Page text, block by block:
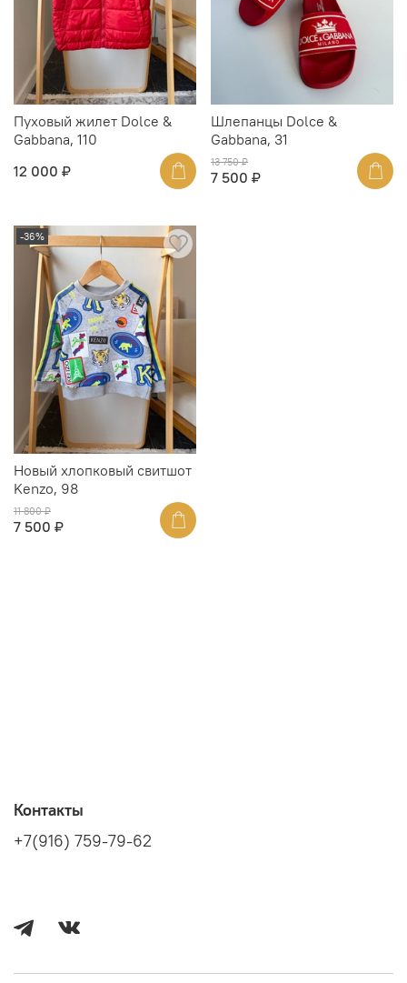
Пуховый жилет Dolce &
Gabbana, 110
12 000 ₽
Шлепанцы Dolce &
Gabbana, 31
13 750 ₽
7 500 ₽
-36%
Новый хлопковый свитшот
Kenzo, 98
11 800 ₽
7 500 ₽
Контакты
+7(916) 759-79-62